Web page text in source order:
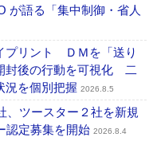
が語る「集中制御・省人
プリント ＤＭを「送り
封後の行動を可視化 二
況を個別把握 2026.8.5
ツースター２社を新規
定募集を開始 2026.8.4